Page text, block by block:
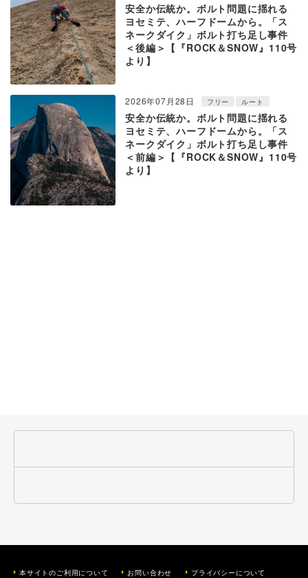
安全か伝統か。ボルト問題に揺れる
ヨセミテ、ハーフドームから。「ス
ネークダイク」ボルト打ち足し事件
＜後編＞【『ROCK＆SNOW』110号
より】
2026年07月28日 フリー ルート
安全か伝統か。ボルト問題に揺れる
ヨセミテ、ハーフドームから。「ス
ネークダイク」ボルト打ち足し事件
＜前編＞【『ROCK＆SNOW』110号
より】
本サイトのご利用について お問い合わせ プライバシーについて